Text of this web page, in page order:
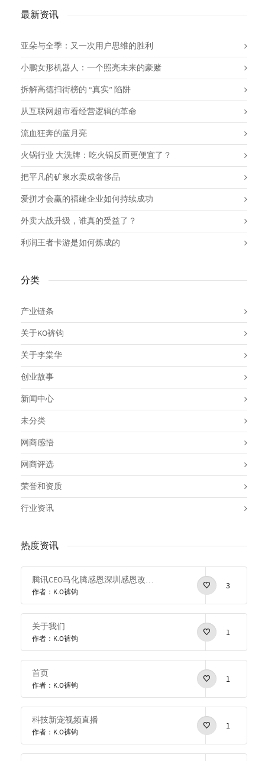
最新资讯
亚朵与全季：又一次用户思维的胜利
小鹏女形机器人：一个照亮未来的豪赌
拆解高德扫街榜的 “真实” 陷阱
从互联网超市看经营逻辑的革命
流血狂奔的蓝月亮
火锅行业 大洗牌：吃火锅反而更便宜了？
把平凡的矿泉水卖成奢侈品
爱拼才会赢的福建企业如何持续成功
外卖大战升级，谁真的受益了？
利润王者卡游是如何炼成的
分类
产业链条
关于KO裤钩
关于李棠华
创业故事
新闻中心
未分类
网商感悟
网商评选
荣誉和资质
行业资讯
热度资讯
腾讯CEO马化腾感恩深圳感恩改革开放
作者：K.O裤钩
3
关于我们
作者：K.O裤钩
1
首页
作者：K.O裤钩
1
科技新宠视频直播
作者：K.O裤钩
1